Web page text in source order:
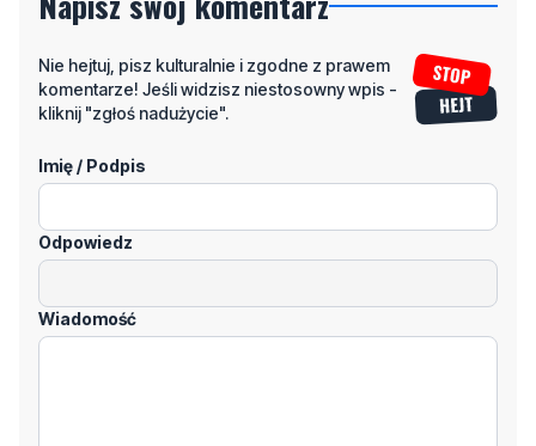
kliknij "zgłoś nadużycie".
Imię / Podpis
Odpowiedz
Wiadomość